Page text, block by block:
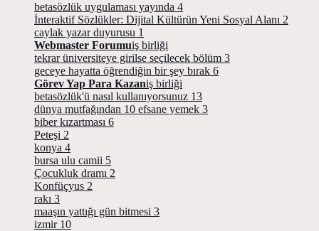
betasözlük uygulaması yayında 4
İnteraktif Sözlükler: Dijital Kültürün Yeni Sosyal Alanı 2
caylak yazar duyurusu 1
Webmaster Forumuiş birliği
tekrar üniversiteye girilse seçilecek bölüm 3
geceye hayatta öğrendiğin bir şey bırak 6
Görev Yap Para Kazaniş birliği
betasözlük'ü nasıl kullanıyorsunuz 13
dünya mutfağından 10 efsane yemek 3
biber kızartması 6
Peteşi 2
konya 4
bursa ulu camii 5
Çocukluk dramı 2
Konfüçyus 2
rakı 3
maaşın yattığı gün bitmesi 3
izmir 10